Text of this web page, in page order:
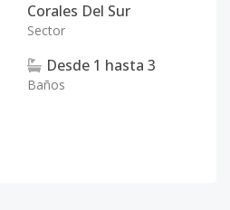
Corales Del Sur
Sector
Desde 1 hasta 3
Baños